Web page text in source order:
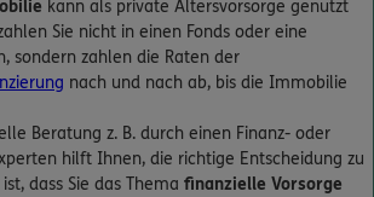
kann als private Altersvorsorge genutzt
Sie nicht in einen Fonds oder eine
sondern zahlen die Raten der
nach und nach ab, bis die Immobilie
Beratung z. B. durch einen Finanz- oder
hilft Ihnen, die richtige Entscheidung zu
dass Sie das Thema finanzielle Vorsorge